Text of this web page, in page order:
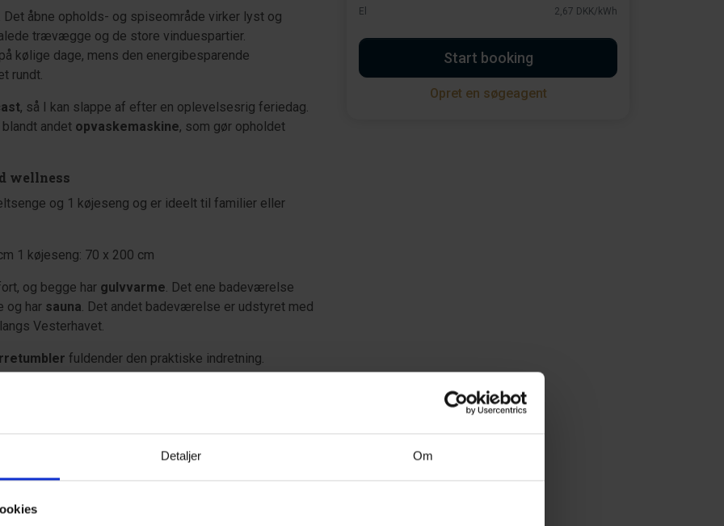
Detaljer Om
. Det åbne opholds- og spiseområde virker lyst og
trævægge og de store vinduespartier.
kølige dage, mens den energibesparende
rundt.
, så I kan slappe af efter en oplevelsesrig feriedag.
andet opvaskemaskine, som gør opholdet
wellness
og 1 køjeseng og er ideelt til familier eller
1 køjeseng: 70 x 200 cm
og begge har gulvvarme. Det ene badeværelse
og har sauna. Det andet badeværelse er udstyret med
Vesterhavet.
fuldender den praktiske indretning.
med fri udsigt over klitterne. Komfortable
og hyggelige sommeraftener under åben himmel.
for en forfriskende afslutning. Bemærk, at
findes.
til elbil med
El 2,67 DKK/kWh
Start booking
Opret en søgeagent